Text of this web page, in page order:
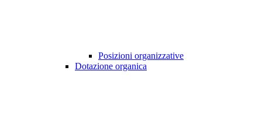
Posizioni organizzative
Dotazione organica